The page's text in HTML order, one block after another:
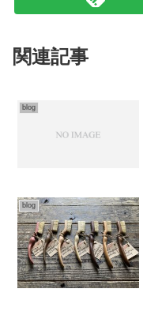
関連記事
blog
blog